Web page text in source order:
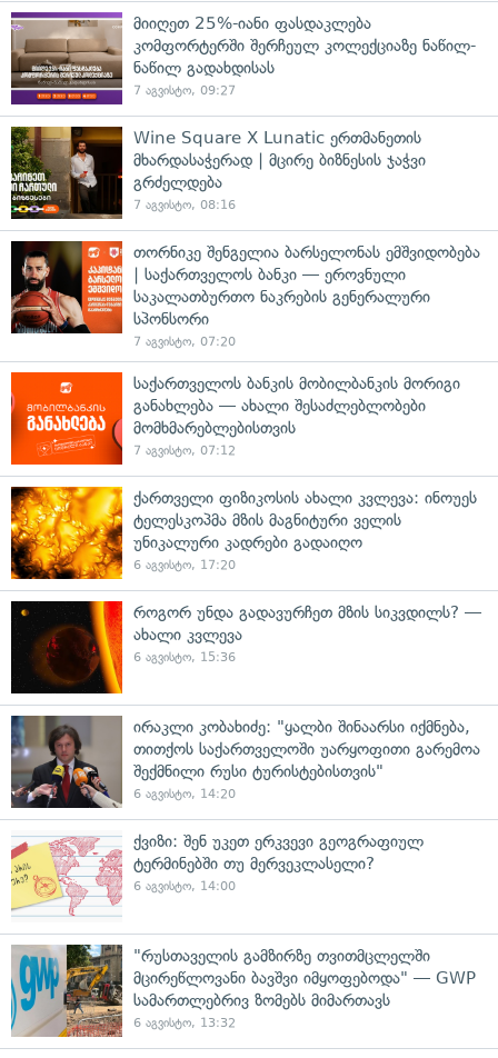
მიიღეთ 25%-იანი ფასდაკლება
კომფორტერში შერჩეულ კოლექციაზე ნაწილ-
ნაწილ გადახდისას
7 აგვისტო, 09:27
Wine Square X Lunatic ერთმანეთის
მხარდასაჭერად | მცირე ბიზნესის ჯაჭვი
გრძელდება
7 აგვისტო, 08:16
თორნიკე შენგელია ბარსელონას ემშვიდობება
| საქართველოს ბანკი — ეროვნული
საკალათბურთო ნაკრების გენერალური
სპონსორი
7 აგვისტო, 07:20
საქართველოს ბანკის მობილბანკის მორიგი
განახლება — ახალი შესაძლებლობები
მომხმარებლებისთვის
7 აგვისტო, 07:12
ქართველი ფიზიკოსის ახალი კვლევა: ინოუეს
ტელესკოპმა მზის მაგნიტური ველის
უნიკალური კადრები გადაიღო
6 აგვისტო, 17:20
როგორ უნდა გადავურჩეთ მზის სიკვდილს? —
ახალი კვლევა
6 აგვისტო, 15:36
ირაკლი კობახიძე: "ყალბი შინაარსი იქმნება,
თითქოს საქართველოში უარყოფითი გარემოა
შექმნილი რუსი ტურისტებისთვის"
6 აგვისტო, 14:20
ქვიზი: შენ უკეთ ერკვევი გეოგრაფიულ
ტერმინებში თუ მერვეკლასელი?
6 აგვისტო, 14:00
"რუსთაველის გამზირზე თვითმცლელში
მცირეწლოვანი ბავშვი იმყოფებოდა" — GWP
სამართლებრივ ზომებს მიმართავს
6 აგვისტო, 13:32